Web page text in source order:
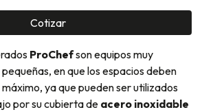
Cotizar
ProChefson equipos muy
en que los espacios deben
ya que pueden ser utilizados
por su cubierta de acero inoxidable